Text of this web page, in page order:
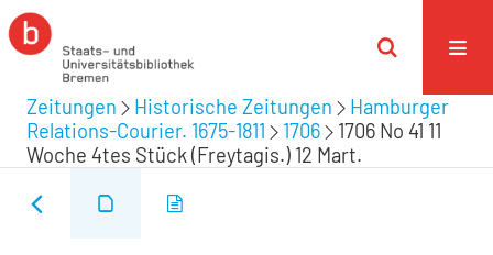
Zeitungen Historische Zeitungen
Hamburger
Relations-Courier. 1675-1811
1706
1706 No 41 11
Woche 4tes Stück (Freytagis.) 12 Mart.